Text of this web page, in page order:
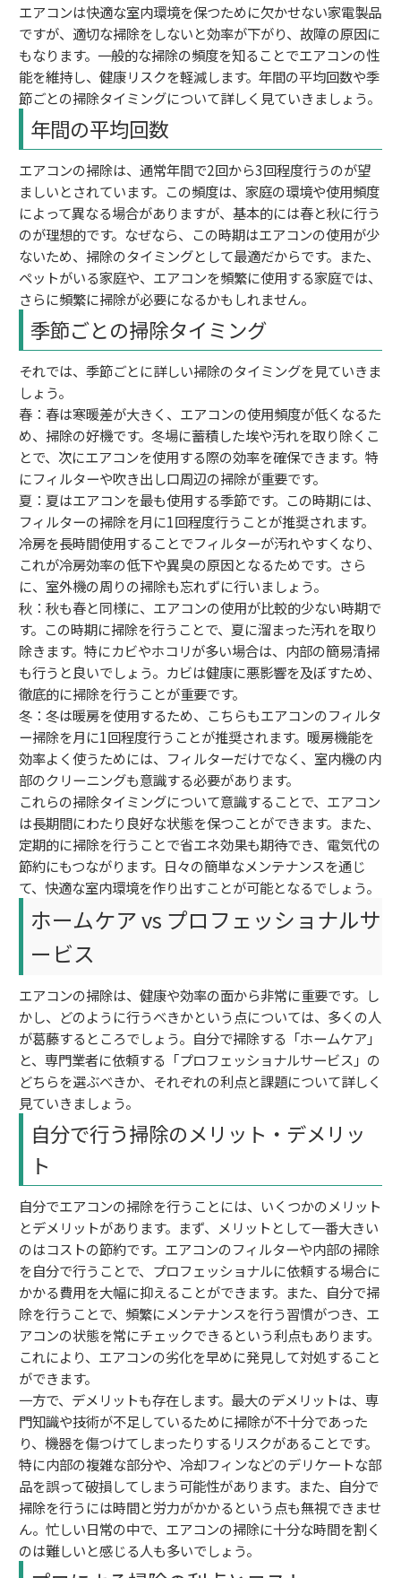
エアコンは快適な室内環境を保つために欠かせない家電製品
ですが、適切な掃除をしないと効率が下がり、故障の原因に
もなります。一般的な掃除の頻度を知ることでエアコンの性
能を維持し、健康リスクを軽減します。年間の平均回数や季
節ごとの掃除タイミングについて詳しく見ていきましょう。
年間の平均回数
エアコンの掃除は、通常年間で2回から3回程度行うのが望
ましいとされています。この頻度は、家庭の環境や使用頻度
によって異なる場合がありますが、基本的には春と秋に行う
のが理想的です。なぜなら、この時期はエアコンの使用が少
ないため、掃除のタイミングとして最適だからです。また、
ペットがいる家庭や、エアコンを頻繁に使用する家庭では、
さらに頻繁に掃除が必要になるかもしれません。
季節ごとの掃除タイミング
それでは、季節ごとに詳しい掃除のタイミングを見ていきま
しょう。
春：春は寒暖差が大きく、エアコンの使用頻度が低くなるた
め、掃除の好機です。冬場に蓄積した埃や汚れを取り除くこ
とで、次にエアコンを使用する際の効率を確保できます。特
にフィルターや吹き出し口周辺の掃除が重要です。
夏：夏はエアコンを最も使用する季節です。この時期には、
フィルターの掃除を月に1回程度行うことが推奨されます。
冷房を長時間使用することでフィルターが汚れやすくなり、
これが冷房効率の低下や異臭の原因となるためです。さら
に、室外機の周りの掃除も忘れずに行いましょう。
秋：秋も春と同様に、エアコンの使用が比較的少ない時期で
す。この時期に掃除を行うことで、夏に溜まった汚れを取り
除きます。特にカビやホコリが多い場合は、内部の簡易清掃
も行うと良いでしょう。カビは健康に悪影響を及ぼすため、
徹底的に掃除を行うことが重要です。
冬：冬は暖房を使用するため、こちらもエアコンのフィルタ
ー掃除を月に1回程度行うことが推奨されます。暖房機能を
効率よく使うためには、フィルターだけでなく、室内機の内
部のクリーニングも意識する必要があります。
これらの掃除タイミングについて意識することで、エアコン
は長期間にわたり良好な状態を保つことができます。また、
定期的に掃除を行うことで省エネ効果も期待でき、電気代の
節約にもつながります。日々の簡単なメンテナンスを通じ
て、快適な室内環境を作り出すことが可能となるでしょう。
ホームケア vs プロフェッショナルサ
ービス
エアコンの掃除は、健康や効率の面から非常に重要です。し
かし、どのように行うべきかという点については、多くの人
が葛藤するところでしょう。自分で掃除する「ホームケア」
と、専門業者に依頼する「プロフェッショナルサービス」の
どちらを選ぶべきか、それぞれの利点と課題について詳しく
見ていきましょう。
自分で行う掃除のメリット・デメリッ
ト
自分でエアコンの掃除を行うことには、いくつかのメリット
とデメリットがあります。まず、メリットとして一番大きい
のはコストの節約です。エアコンのフィルターや内部の掃除
を自分で行うことで、プロフェッショナルに依頼する場合に
かかる費用を大幅に抑えることができます。また、自分で掃
除を行うことで、頻繁にメンテナンスを行う習慣がつき、エ
アコンの状態を常にチェックできるという利点もあります。
これにより、エアコンの劣化を早めに発見して対処すること
ができます。
一方で、デメリットも存在します。最大のデメリットは、専
門知識や技術が不足しているために掃除が不十分であった
り、機器を傷つけてしまったりするリスクがあることです。
特に内部の複雑な部分や、冷却フィンなどのデリケートな部
品を誤って破損してしまう可能性があります。また、自分で
掃除を行うには時間と労力がかかるという点も無視できませ
ん。忙しい日常の中で、エアコンの掃除に十分な時間を割く
のは難しいと感じる人も多いでしょう。